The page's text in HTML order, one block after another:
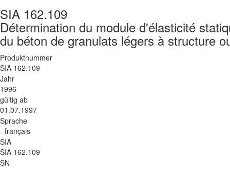
SIA 162.109
Détermination du module d'élasticité
du béton de granulats légers à structure
Produktnummer
SIA 162.109
Jahr
1996
gültig ab
01.07.1997
Sprache
- français
SIA
SIA 162.109
SN